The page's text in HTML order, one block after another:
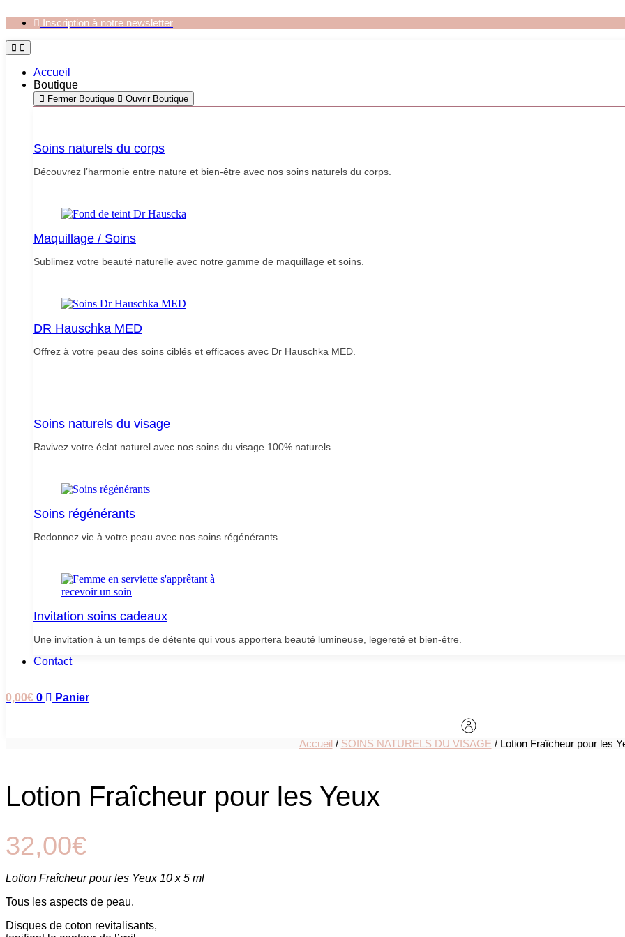
Inscription à notre newsletter
Accueil
Boutique
Fermer Boutique Ouvrir Boutique
Soins naturels du corps
Découvrez l’harmonie entre nature et bien-être avec nos soins naturels du corps.
Maquillage / Soins
Sublimez votre beauté naturelle avec notre gamme de maquillage et soins.
DR Hauschka MED
Offrez à votre peau des soins ciblés et efficaces avec Dr Hauschka MED.
Soins naturels du visage
Ravivez votre éclat naturel avec nos soins du visage 100% naturels.
Soins régénérants
Redonnez vie à votre peau avec nos soins régénérants.
Invitation soins cadeaux
Une invitation à un temps de détente qui vous apportera beauté lumineuse, legereté et bien-être.
Contact
0,00€ 0 Panier
Accueil/ SOINS NATURELS DU VISAGE / Lotion Fraîcheur pour les
Lotion Fraîcheur pour les Yeux
32,00€
Lotion Fraîcheur pour les Yeux 10 x 5 ml
Tous les aspects de peau.
Disques de coton revitalisants,